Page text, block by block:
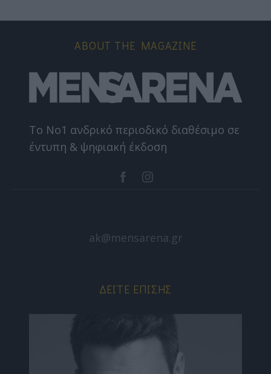
ABOUT THE MAGAZINE
Το Nο1 ανδρικό περιοδικό διαθέσιμο σε
έντυπη & ψηφιακή έκδοση
ak@mensarena.gr
ΔΕΊΤΕ ΕΠΊΣΗΣ